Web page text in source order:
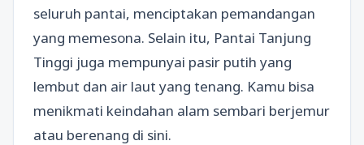
seluruh pantai, menciptakan pemandangan
yang memesona. Selain itu, Pantai Tanjung
Tinggi juga mempunyai pasir putih yang
lembut dan air laut yang tenang. Kamu bisa
menikmati keindahan alam sembari berjemur
atau berenang di sini.